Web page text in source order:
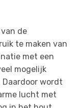
de
te maken van
met een
mogelijk
wordt
lucht met